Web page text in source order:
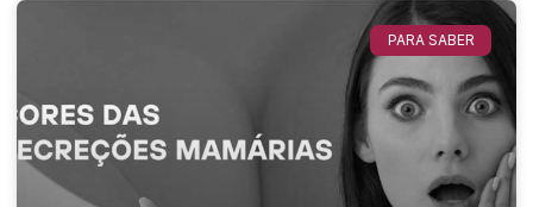
PARA SABER